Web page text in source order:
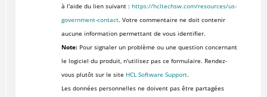
à l'aide du lien suivant : https://hcltechsw.com/resources/us-
government-contact. Votre commentaire ne doit contenir
aucune information permettant de vous identifier.
Note:Pour signaler un problème ou une question concernant
le logiciel du produit, n'utilisez pas ce formulaire. Rendez-
vous plutôt sur le site HCL Software Support.
Les données personnelles ne doivent pas être partagées